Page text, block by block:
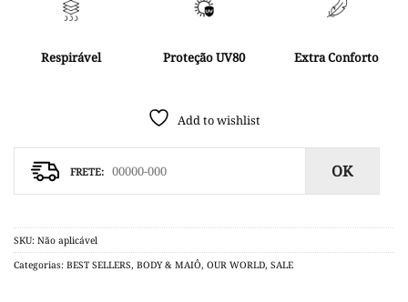
Respirável Proteção UV80 Extra Conforto
Add to wishlist
OK
SKU: Não aplicável
Categorias: BEST SELLERS, BODY & MAIÔ, OUR WORLD, SALE